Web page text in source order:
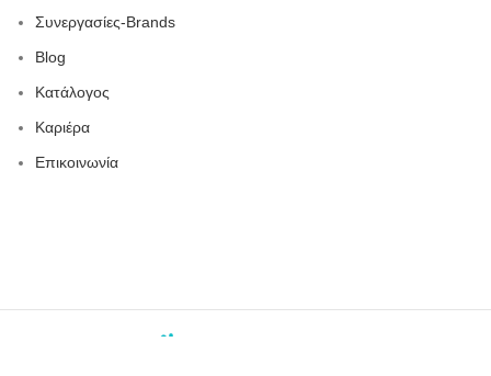
Συνεργασίες-Brands
Blog
Κατάλογος
Καριέρα
Επικοινωνία